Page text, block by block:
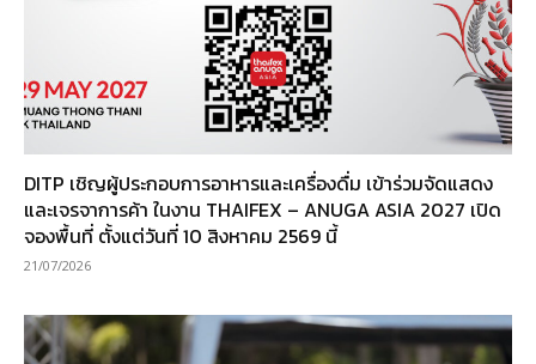
DITP เชิญผู้ประกอบการอาหารและเครื่องดื่ม เข้าร่วมจัดแสดง
และเจรจาการค้า ในงาน THAIFEX – ANUGA ASIA 2027 เปิด
จองพื้นที่ ตั้งแต่วันที่ 10 สิงหาคม 2569 นี้
21/07/2026